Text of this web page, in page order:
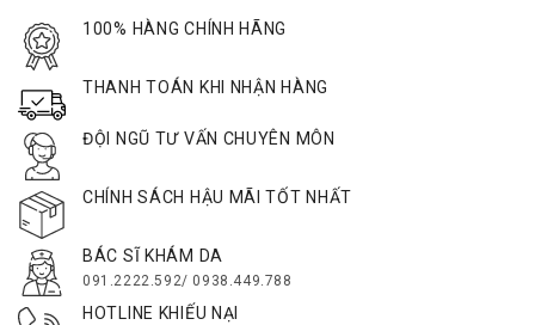
100% HÀNG CHÍNH HÃNG
THANH TOÁN KHI NHẬN HÀNG
ĐỘI NGŨ TƯ VẤN CHUYÊN MÔN
CHÍNH SÁCH HẬU MÃI TỐT NHẤT
BÁC SĨ KHÁM DA
091.2222.592/ 0938.449.788
HOTLINE KHIẾU NẠI